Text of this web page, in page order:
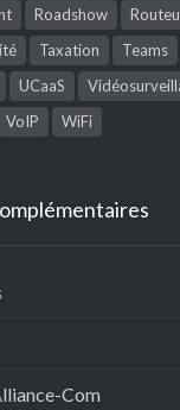
Roadshow
Taxation Teams
UCaaS
VoIP WiFi
Com